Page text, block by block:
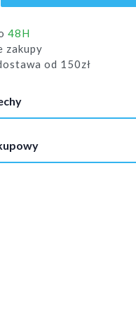
48H
zakupy
od 150zł